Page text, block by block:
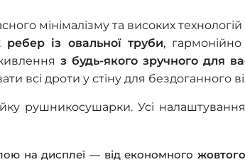
мінімалізму та високих
ребер із овальної труби,
з будь-якого зручного для
всі дроти у стіну для бездоганного
рушникосушарки. Усі
на дисплеї — від економногожовтого